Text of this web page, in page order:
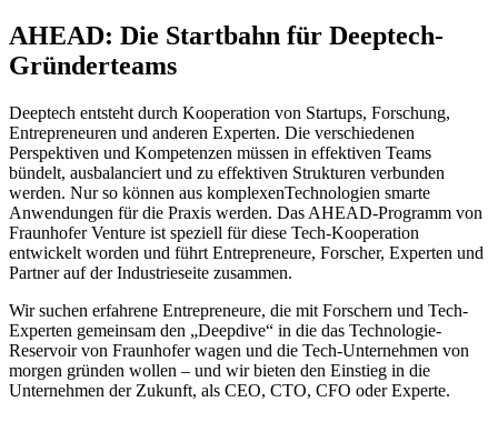
AHEAD: Die Startbahn für Deeptech-
Gründerteams
Deeptech entsteht durch Kooperation von Startups, Forschung,
Entrepreneuren und anderen Experten. Die verschiedenen
Perspektiven und Kompetenzen müssen in effektiven Teams
bündelt, ausbalanciert und zu effektiven Strukturen verbunden
werden. Nur so können aus komplexenTechnologien smarte
Anwendungen für die Praxis werden. Das AHEAD-Programm von
Fraunhofer Venture ist speziell für diese Tech-Kooperation
entwickelt worden und führt Entrepreneure, Forscher, Experten und
Partner auf der Industrieseite zusammen.
Wir suchen erfahrene Entrepreneure, die mit Forschern und Tech-
Experten gemeinsam den „Deepdive“ in die das Technologie-
Reservoir von Fraunhofer wagen und die Tech-Unternehmen von
morgen gründen wollen – und wir bieten den Einstieg in die
Unternehmen der Zukunft, als CEO, CTO, CFO oder Experte.